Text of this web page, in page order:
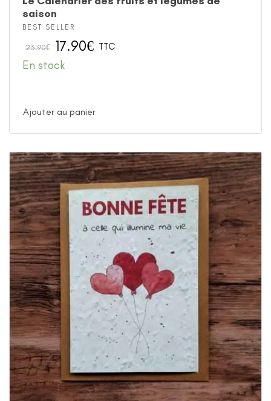
saison
BEST SELLER
23.90€ 17.90€ TTC
En stock
Ajouter au panier